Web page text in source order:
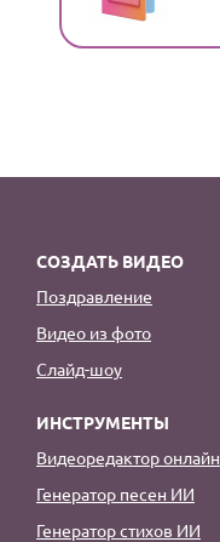
СОЗДАТЬ ВИДЕО
Поздравление
Видео из фото
Слайд-шоу
ИНСТРУМЕНТЫ
Видеоредактор онлайн
Генератор песен ИИ
Генератор стихов ИИ